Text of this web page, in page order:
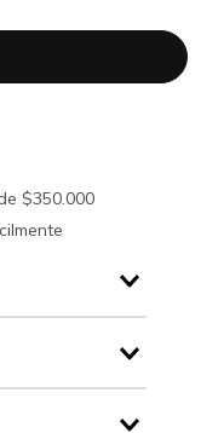
$350.000